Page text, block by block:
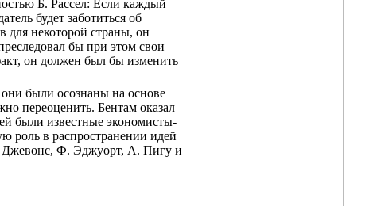
Б. Рассел: Если каждый
будет заботиться об
для некоторой страны, он
бы при этом свои
он должен был бы изменить
они были осознаны на основе
переоценить. Бентам оказал
были известные экономисты-
в распространении идей
Джевонс, Ф. Эджуорт, А. Пигу и